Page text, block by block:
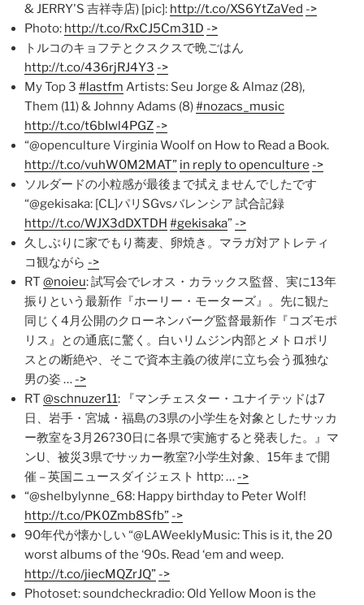
& JERRY'S 吉祥寺店) [pic]: http://t.co/XS6YtZaVed ->
Photo: http://t.co/RxCJ5Cm31D ->
トルコのキョフテとクスクスで晩ごはん
http://t.co/436rjRJ4Y3 ->
My Top 3 #lastfm Artists: Seu Jorge & Almaz (28),
Them (11) & Johnny Adams (8)#nozacs_music
http://t.co/t6bIwl4PGZ ->
“@openculture Virginia Woolf on How to Read a Book.
http://t.co/vuhW0M2MAT” in reply to openculture ->
ソルダードの小粒感が最後まで拭えませんでしたです
“@gekisaka: [CL]パリSGvsバレンシア 試合記録
http://t.co/WJX3dDXTDH #gekisaka” ->
久しぶりに家でもり蕎麦、卵焼き。マラガ対アトレティ
コ観ながら ->
RT @noieu: 試写会でレオス・カラックス監督、実に13年
振りという最新作『ホーリー・モーターズ』。先に観た
同じく4月公開のクローネンバーグ監督最新作『コズモポ
リス』との通底に驚く。白いリムジン内部とメトロポリ
スとの断絶や、そこで資本主義の彼岸に立ち会う孤独な
男の姿 … ->
RT @schnuzer11: 『マンチェスター・ユナイテッドは7
日、岩手・宮城・福島の3県の小学生を対象としたサッカ
ー教室を3月26?30日に各県で実施すると発表した。』マ
ンU、被災3県でサッカー教室?小学生対象、15年まで開
催 – 英国ニュースダイジェスト http: … ->
“@shelbylynne_68: Happy birthday to Peter Wolf!
http://t.co/PK0Zmb8Sfb” ->
90年代が懐かしい “@LAWeeklyMusic: This is it, the 20
worst albums of the ‘90s. Read ‘em and weep.
http://t.co/jiecMQZrJQ” ->
Photoset: soundcheckradio: Old Yellow Moon is the